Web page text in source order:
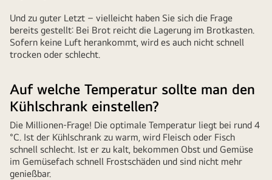
Lebensmittel
Kühlschrank
aufbewahren
Und zu guter Letzt – vielleicht haben Sie sich die Frage
bereits gestellt: Bei Brot reicht die Lagerung im Brotkasten.
Sofern keine Luft herankommt, wird es auch nicht schnell
trocken oder schlecht.
Auf welche Temperatur sollte man den
Kühlschrank einstellen?
Die Millionen-Frage! Die optimale Temperatur liegt bei rund 4
°C. Ist der Kühlschrank zu warm, wird Fleisch oder Fisch
schnell schlecht. Ist er zu kalt, bekommen Obst und Gemüse
im Gemüsefach schnell Frostschäden und sind nicht mehr
genießbar.